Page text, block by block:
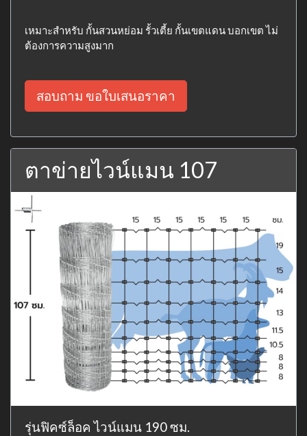
เหมาะสำหรับ กั้นสวนหย่อม รั้วเตี้ย กั้นเขตแดน บอกเขต ไม่
ต้องการความสูงมาก
สอบถาม ขอใบเสนอราคา
ตาข่ายไวน์แมน 107
รุ่นฟิคซ์ล็อค ไวน์แมน 190 ซม.